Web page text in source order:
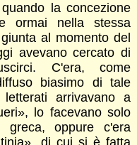
la concezione
ormai nella stessa
al momento del
avevano cercato di
C'era, come
biasimo di tale
letterati arrivavano a
lo facevano solo
oppure c'era